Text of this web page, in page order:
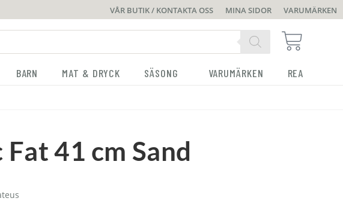
VÅR BUTIK / KONTAKTA OSS MINA SIDOR VARUMÄRKEN
BARN MAT & DRYCK SÄSONG VARUMÄRKEN REA
Fat 41 cm Sand